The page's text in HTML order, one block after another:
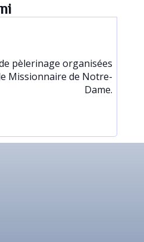
pèlerinage organisées
Missionnaire de Notre-
Dame.